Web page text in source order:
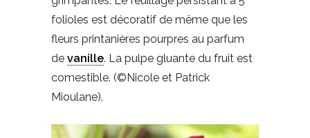
folioles est décoratif de même que les
fleurs printanières pourpres au parfum
de vanille. La pulpe gluante du fruit est
comestible. (©Nicole et Patrick
Mioulane).